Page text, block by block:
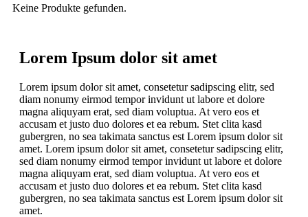
Keine Produkte gefunden.
Lorem Ipsum dolor sit amet
Lorem ipsum dolor sit amet, consetetur sadipscing elitr, sed
diam nonumy eirmod tempor invidunt ut labore et dolore
magna aliquyam erat, sed diam voluptua. At vero eos et
accusam et justo duo dolores et ea rebum. Stet clita kasd
gubergren, no sea takimata sanctus est Lorem ipsum dolor sit
amet. Lorem ipsum dolor sit amet, consetetur sadipscing elitr,
sed diam nonumy eirmod tempor invidunt ut labore et dolore
magna aliquyam erat, sed diam voluptua. At vero eos et
accusam et justo duo dolores et ea rebum. Stet clita kasd
gubergren, no sea takimata sanctus est Lorem ipsum dolor sit
amet.